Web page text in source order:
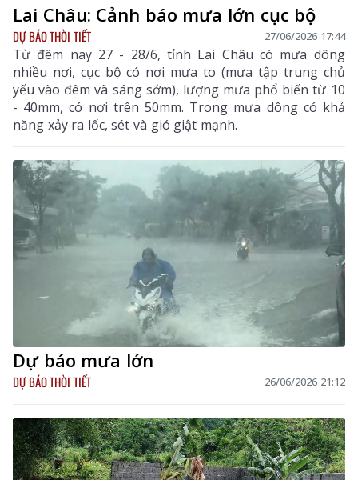
Lai Châu: Cảnh báo mưa lớn cục bộ
DỰ BÁO THỜI TIẾT 27/06/2026 17:44
Từ đêm nay 27 - 28/6, tỉnh Lai Châu có mưa dông
nhiều nơi, cục bộ có nơi mưa to (mưa tập trung chủ
yếu vào đêm và sáng sớm), lượng mưa phổ biến từ 10
- 40mm, có nơi trên 50mm. Trong mưa dông có khả
năng xảy ra lốc, sét và gió giật mạnh.
Dự báo mưa lớn
DỰ BÁO THỜI TIẾT 26/06/2026 21:12